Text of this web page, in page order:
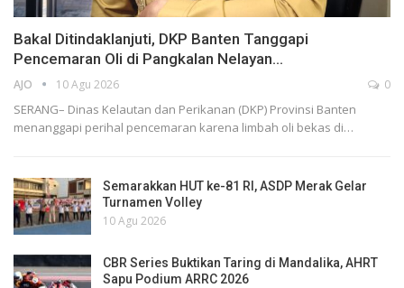
Bakal Ditindaklanjuti, DKP Banten Tanggapi
Pencemaran Oli di Pangkalan Nelayan…
AJO 10 Agu 2026 0
SERANG– Dinas Kelautan dan Perikanan (DKP) Provinsi Banten
menanggapi perihal pencemaran karena limbah oli bekas di…
Semarakkan HUT ke-81 RI, ASDP Merak Gelar
Turnamen Volley
10 Agu 2026
CBR Series Buktikan Taring di Mandalika, AHRT
Sapu Podium ARRC 2026